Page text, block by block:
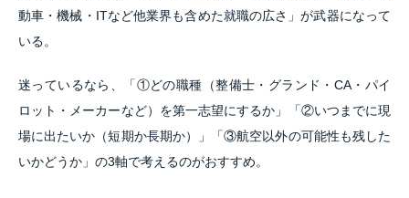
動車・機械・ITなど他業界も含めた就職の広さ」が武器になって
いる。
迷っているなら、「①どの職種（整備士・グランド・CA・パイ
ロット・メーカーなど）を第一志望にするか」「②いつまでに現
場に出たいか（短期か長期か）」「③航空以外の可能性も残した
いかどうか」の3軸で考えるのがおすすめ。